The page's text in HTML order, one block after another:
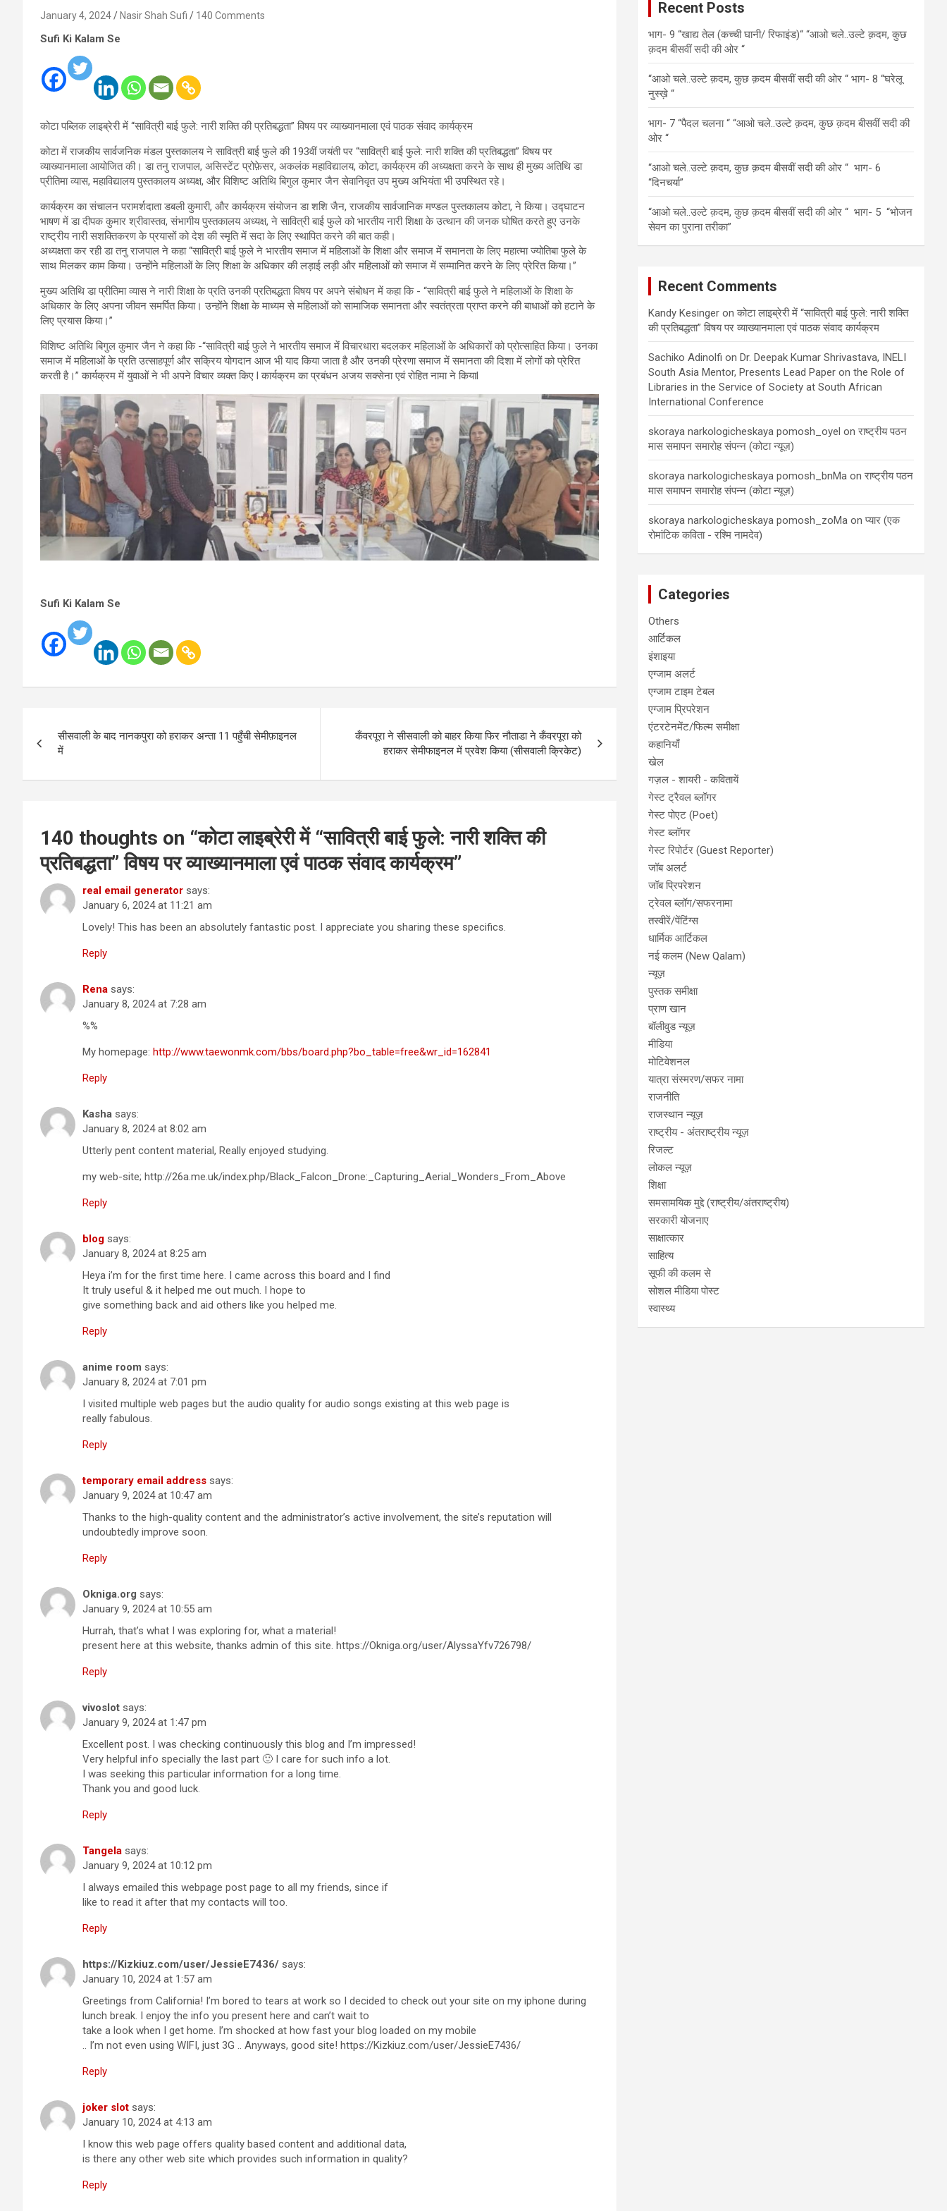
January 4, 2024 Nasir Shah Sufi 140 Comments
Sufi Ki Kalam Se
कोटा पब्लिक लाइब्रेरी में “सावित्री बाई फुले: नारी शक्ति की प्रतिबद्धता” विषय पर व्याख्यानमाला एवं पाठक संवाद कार्यक्रम
कोटा में राजकीय सार्वजनिक मंडल पुस्तकालय ने सावित्री बाई फुले की 193वीं जयंती पर “सावित्री बाई फुले: नारी शक्ति की प्रतिबद्धता” विषय पर
व्याख्यानमाला आयोजित की। डा तनु राजपाल, असिस्टेंट प्रोफ़ेसर, अकलंक महाविद्यालय, कोटा, कार्यक्रम की अध्यक्षता करने के साथ ही मुख्य अतिथि डा
प्रीतिमा व्यास, महाविद्यालय पुस्तकालय अध्यक्ष, और विशिष्ट अतिथि बिगुल कुमार जैन सेवानिवृत उप मुख्य अभियंता भी उपस्थित रहे।
कार्यक्रम का संचालन परामर्शदाता डबली कुमारी, और कार्यक्रम संयोजन डा शशि जैन, राजकीय सार्वजानिक मण्डल पुस्तकालय कोटा, ने किया। उद्घाटन
भाषण में डा दीपक कुमार श्रीवास्तव, संभागीय पुस्तकालय अध्यक्ष, ने सावित्री बाई फुले को भारतीय नारी शिक्षा के उत्थान की जनक घोषित करते हुए उनके
राष्ट्रीय नारी सशक्तिकरण के प्रयासों को देश की स्मृति में सदा के लिए स्थापित करने की बात कही।
अध्यक्षता कर रही डा तनु राजपाल ने कहा “सावित्री बाई फुले ने भारतीय समाज में महिलाओं के शिक्षा और समाज में समानता के लिए महात्मा ज्योतिबा फुले के
साथ मिलकर काम किया। उन्होंने महिलाओं के लिए शिक्षा के अधिकार की लड़ाई लड़ी और महिलाओं को समाज में सम्मानित करने के लिए प्रेरित किया।”
मुख्य अतिथि डा प्रीतिमा व्यास ने नारी शिक्षा के प्रति उनकी प्रतिबद्धता विषय पर अपने संबोधन में कहा कि - “सावित्री बाई फुले ने महिलाओं के शिक्षा के
अधिकार के लिए अपना जीवन समर्पित किया। उन्होंने शिक्षा के माध्यम से महिलाओं को सामाजिक समानता और स्वतंत्रता प्राप्त करने की बाधाओं को हटाने के
लिए प्रयास किया।”
विशिष्ट अतिथि बिगुल कुमार जैन ने कहा कि -“सावित्री बाई फुले ने भारतीय समाज में विचारधारा बदलकर महिलाओं के अधिकारों को प्रोत्साहित किया। उनका
समाज में महिलाओं के प्रति उत्साहपूर्ण और सक्रिय योगदान आज भी याद किया जाता है और उनकी प्रेरणा समाज में समानता की दिशा में लोगों को प्रेरित
करती है।” कार्यक्रम में युवाओं ने भी अपने विचार व्यक्त किए l कार्यक्रम का प्रबंधन अजय सक्सेना एवं रोहित नामा ने कियाl
Sufi Ki Kalam Se
navigation
सीसवाली के बाद नानकपुरा को हराकर अन्ता 11 पहुँची सेमीफ़ाइनल
में
कँवरपूरा ने सीसवाली को बाहर किया फिर नौताडा ने कँवरपूरा को
हराकर सेमीफाइनल में प्रवेश किया (सीसवाली क्रिकेट)
140 thoughts on “कोटा लाइब्रेरी में “सावित्री बाई फुले: नारी शक्ति की
प्रतिबद्धता” विषय पर व्याख्यानमाला एवं पाठक संवाद कार्यक्रम”
real email generator says:
January 6, 2024 at 11:21 am
Lovely! This has been an absolutely fantastic post. I appreciate you sharing these specifics.
Reply
Rena says:
January 8, 2024 at 7:28 am
%%
My homepage: http://www.taewonmk.com/bbs/board.php?bo_table=free&wr_id=162841
Reply
Kasha says:
January 8, 2024 at 8:02 am
Utterly pent content material, Really enjoyed studying.
my web-site; http://26a.me.uk/index.php/Black_Falcon_Drone:_Capturing_Aerial_Wonders_From_Above
Reply
blog says:
January 8, 2024 at 8:25 am
Heya i’m for the first time here. I came across this board and I find
It truly useful & it helped me out much. I hope to
give something back and aid others like you helped me.
Reply
anime room says:
January 8, 2024 at 7:01 pm
I visited multiple web pages but the audio quality for audio songs existing at this web page is
really fabulous.
Reply
temporary email address says:
January 9, 2024 at 10:47 am
Thanks to the high-quality content and the administrator’s active involvement, the site’s reputation will
undoubtedly improve soon.
Reply
Okniga.org says:
January 9, 2024 at 10:55 am
Hurrah, that’s what I was exploring for, what a material!
present here at this website, thanks admin of this site. https://Okniga.org/user/AlyssaYfv726798/
Reply
vivoslot says:
January 9, 2024 at 1:47 pm
Excellent post. I was checking continuously this blog and I’m impressed!
Very helpful info specially the last part 🙂 I care for such info a lot.
I was seeking this particular information for a long time.
Thank you and good luck.
Reply
Tangela says:
January 9, 2024 at 10:12 pm
I always emailed this webpage post page to all my friends, since if
like to read it after that my contacts will too.
Reply
https://Kizkiuz.com/user/JessieE7436/ says:
January 10, 2024 at 1:57 am
Greetings from California! I’m bored to tears at work so I decided to check out your site on my iphone during
lunch break. I enjoy the info you present here and can’t wait to
take a look when I get home. I’m shocked at how fast your blog loaded on my mobile
.. I’m not even using WIFI, just 3G .. Anyways, good site! https://Kizkiuz.com/user/JessieE7436/
Reply
joker slot says:
January 10, 2024 at 4:13 am
I know this web page offers quality based content and additional data,
is there any other web site which provides such information in quality?
Reply
Recent Posts
भाग- 9 “खाद्य तेल (कच्ची घानी/ रिफाइंड)“ “आओ चले..उल्टे क़दम, कुछ
क़दम बीसवीं सदी की ओर “
“आओ चले..उल्टे क़दम, कुछ क़दम बीसवीं सदी की ओर “ भाग- 8 “घरेलू
नुस्ख़े “
भाग- 7 “पैदल चलना “ “आओ चले..उल्टे क़दम, कुछ क़दम बीसवीं सदी की
ओर “
“आओ चले..उल्टे क़दम, कुछ क़दम बीसवीं सदी की ओर “ भाग- 6
“दिनचर्या”
“आओ चले..उल्टे क़दम, कुछ क़दम बीसवीं सदी की ओर “ भाग- 5 “भोजन
सेवन का पुराना तरीका”
Recent Comments
Kandy Kesinger onकोटा लाइब्रेरी में “सावित्री बाई फुले: नारी शक्ति
की प्रतिबद्धता” विषय पर व्याख्यानमाला एवं पाठक संवाद कार्यक्रम
Sachiko Adinolfi onDr. Deepak Kumar Shrivastava, INELI
South Asia Mentor, Presents Lead Paper on the Role of
Libraries in the Service of Society at South African
International Conference
skoraya narkologicheskaya pomosh_oyel onराष्ट्रीय पठन
मास समापन समारोह संपन्न (कोटा न्यूज़)
skoraya narkologicheskaya pomosh_bnMa onराष्ट्रीय पठन
मास समापन समारोह संपन्न (कोटा न्यूज़)
skoraya narkologicheskaya pomosh_zoMa onप्यार (एक
रोमांटिक कविता - रश्मि नामदेव)
Categories
Others
आर्टिकल
इंशाइया
एग्जाम अलर्ट
एग्जाम टाइम टेबल
एग्जाम प्रिपरेशन
एंटरटेनमेंट/फिल्म समीक्षा
कहानियाँ
खेल
गज़ल - शायरी - कवितायें
गेस्ट ट्रैवल ब्लॉगर
गेस्ट पोएट (Poet)
गेस्ट ब्लॉगर
गेस्ट रिपोर्टर (Guest Reporter)
जॉब अलर्ट
जॉब प्रिपरेशन
ट्रेवल ब्लॉग/सफरनामा
तस्वीरें/पेंटिंग्स
धार्मिक आर्टिकल
नई कलम (New Qalam)
न्यूज़
पुस्तक समीक्षा
प्राण खान
बॉलीवुड न्यूज़
मीडिया
मोटिवेशनल
यात्रा संस्मरण/सफर नामा
राजनीति
राजस्थान न्यूज़
राष्ट्रीय - अंतराष्ट्रीय न्यूज़
रिजल्ट
लोकल न्यूज़
शिक्षा
समसामयिक मुद्दे (राष्ट्रीय/अंतराष्ट्रीय)
सरकारी योजनाए
साक्षात्कार
साहित्य
सूफी की कलम से
सोशल मीडिया पोस्ट
स्वास्थ्य